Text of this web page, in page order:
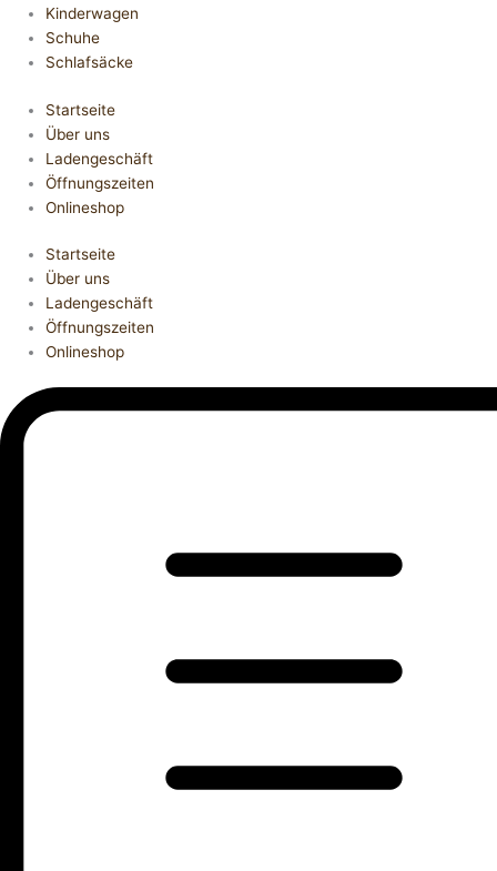
Kinderwagen
Schuhe
Schlafsäcke
Startseite
Über uns
Ladengeschäft
Öffnungszeiten
Onlineshop
Startseite
Über uns
Ladengeschäft
Öffnungszeiten
Onlineshop